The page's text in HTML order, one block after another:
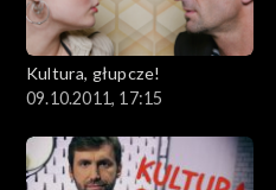
Kultura, głupcze!
09.10.2011, 17:15